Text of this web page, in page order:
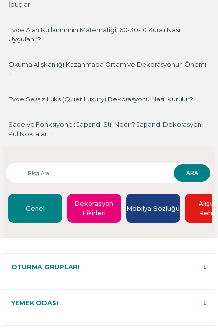
İpuçları
Evde Alan Kullanımının Matematiği: 60-30-10 Kuralı Nasıl
Uygulanır?
Okuma Alışkanlığı Kazanmada Ortam ve Dekorasyonun Önemi
Evde Sessiz Lüks (Quiet Luxury) Dekorasyonu Nasıl Kurulur?
Sade ve Fonksiyonel: Japandi Stil Nedir? Japandi Dekorasyon
Püf Noktaları
ARA
Genel
Dekorasyon
Fikirleri
Mobilya Sözlüğü
OTURMA GRUPLARI
YEMEK ODASI